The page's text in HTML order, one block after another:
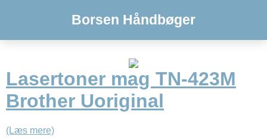
Borsen Håndbøger
Lasertoner mag TN-423M
Brother Uoriginal
(Læs mere)